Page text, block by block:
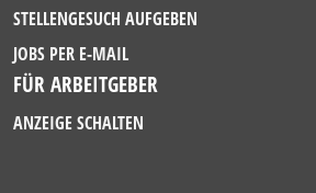
STELLENGESUCH AUFGEBEN
JOBS PER E-MAIL
FÜR ARBEITGEBER
ANZEIGE SCHALTEN